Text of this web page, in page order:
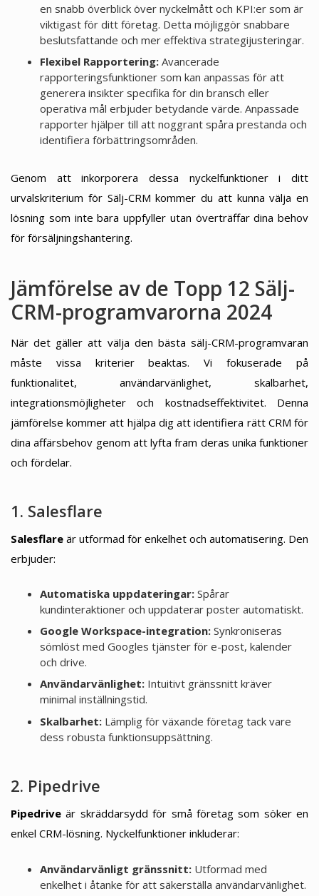
en snabb överblick över nyckelmått och KPI:er som är
viktigast för ditt företag. Detta möjliggör snabbare
beslutsfattande och mer effektiva strategijusteringar.
Flexibel Rapportering:Avancerade
rapporteringsfunktioner som kan anpassas för att
generera insikter specifika för din bransch eller
operativa mål erbjuder betydande värde. Anpassade
rapporter hjälper till att noggrant spåra prestanda och
identifiera förbättringsområden.
Genom att inkorporera dessa nyckelfunktioner i ditt
urvalskriterium för Sälj-CRM kommer du att kunna välja en
lösning som inte bara uppfyller utan överträffar dina behov
för försäljningshantering.
Jämförelse av de Topp 12 Sälj-
CRM-programvarorna 2024
När det gäller att välja den bästa sälj-CRM-programvaran
måste vissa kriterier beaktas. Vi fokuserade på
funktionalitet, användarvänlighet, skalbarhet,
integrationsmöjligheter och kostnadseffektivitet. Denna
jämförelse kommer att hjälpa dig att identifiera rätt CRM för
dina affärsbehov genom att lyfta fram deras unika funktioner
och fördelar.
1. Salesflare
Salesflare är utformad för enkelhet och automatisering. Den
erbjuder:
Automatiska uppdateringar:Spårar
kundinteraktioner och uppdaterar poster automatiskt.
Google Workspace-integration:Synkroniseras
sömlöst med Googles tjänster för e-post, kalender
och drive.
Användarvänlighet:Intuitivt gränssnitt kräver
minimal inställningstid.
Skalbarhet:Lämplig för växande företag tack vare
dess robusta funktionsuppsättning.
2. Pipedrive
Pipedrive är skräddarsydd för små företag som söker en
enkel CRM-lösning. Nyckelfunktioner inkluderar:
Användarvänligt gränssnitt:Utformad med
enkelhet i åtanke för att säkerställa användarvänlighet.